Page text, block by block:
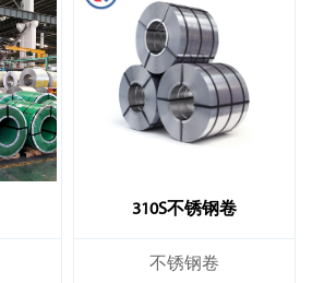
310S不锈钢卷
不锈钢卷